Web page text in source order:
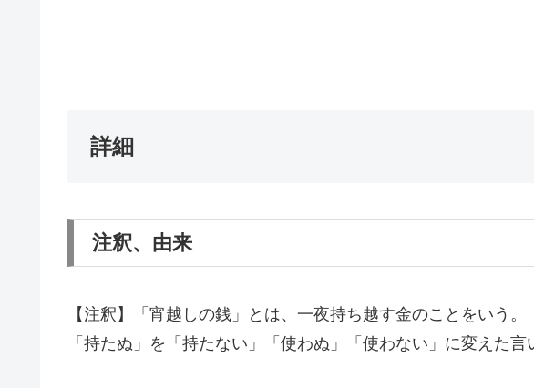
詳細
注釈、由来
【注釈】「宵越しの銭」とは、一夜持ち越す金のことをいう。
「持たぬ」を「持たない」「使わぬ」「使わない」に変えた言